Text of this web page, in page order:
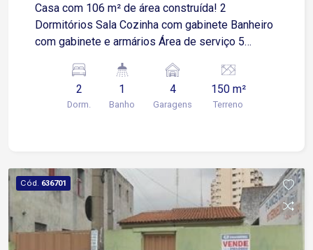
Casa com 106 m² de área construída! 2
Dormitórios Sala Cozinha com gabinete Banheiro
com gabinete e armários Área de serviço 5
propostas!
2
Dorm.
1
Banho
4
Garagens
150 m²
Terreno
Cód. 636701